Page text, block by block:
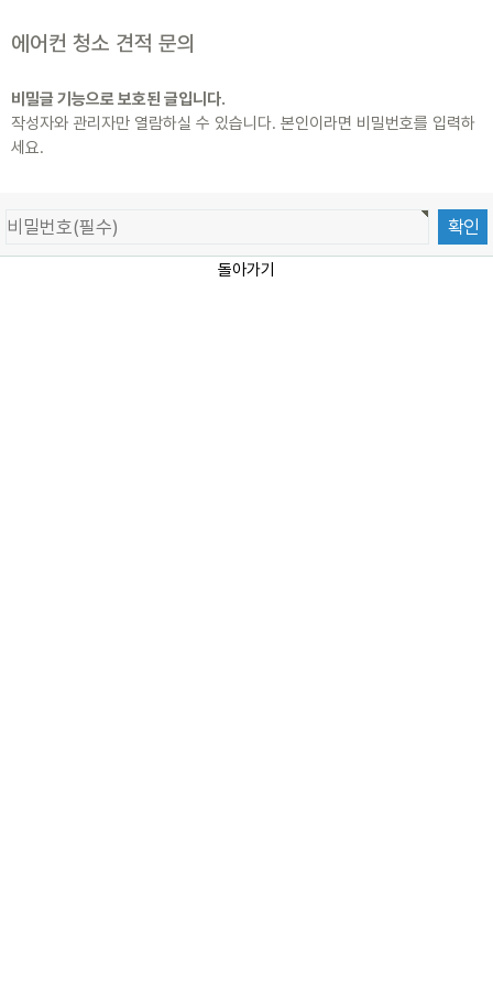
에어컨 청소 견적 문의
비밀글 기능으로 보호된 글입니다.
작성자와 관리자만 열람하실 수 있습니다. 본인이라면 비밀번호를 입력하
세요.
돌아가기